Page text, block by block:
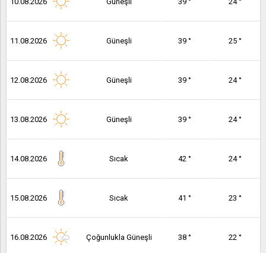
11.08.2026 Güneşli 39 ° 25 °
12.08.2026 Güneşli 39 ° 24 °
13.08.2026 Güneşli 39 ° 24 °
14.08.2026 Sıcak 42 ° 24 °
15.08.2026 Sıcak 41 ° 23 °
16.08.2026 Çoğunlukla Güneşli 38 ° 22 °